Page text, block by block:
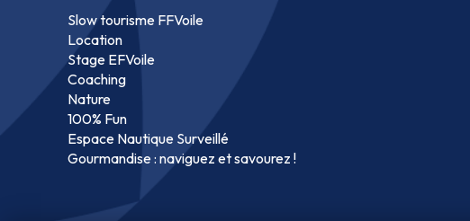
Slow tourisme FFVoile
Location
Stage EFVoile
Coaching
Nature
100% Fun
Espace Nautique Surveillé
Gourmandise : naviguez et savourez !